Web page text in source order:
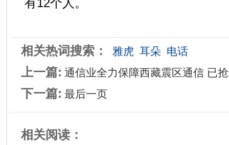
有12个人。
相关热词搜索： 雅虎 耳朵 电话
上一篇: 通信业全力保障西藏震区通信 已
下一篇: 最后一页
相关阅读：